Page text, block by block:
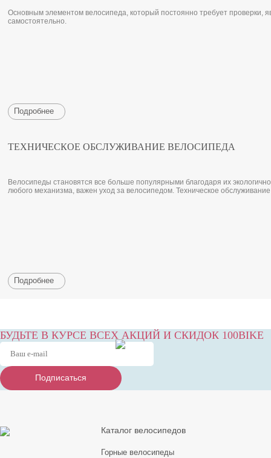
Основным элементом велосипеда, который постоянно требует проверки,
самостоятельно.
Подробнее
ТЕХНИЧЕСКОЕ ОБСЛУЖИВАНИЕ ВЕЛОСИПЕДА
Велосипеды становятся все больше популярными благодаря их
любого механизма, важен уход за велосипедом. Техническое
Подробнее
БУДЬТЕ В КУРСЕ ВСЕХ АКЦИЙ И СКИДОК 100BIKE
Подписаться
Подписаться
Подписаться
Каталог велосипедов
Горные велосипеды